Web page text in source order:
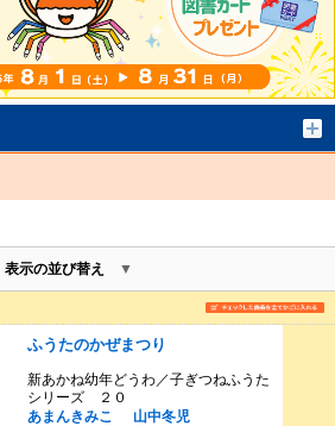
表示の並び替え
ふうたのかぜまつり
新あかね幼年どうわ／子ぎつねふうた
シリーズ ２０
あまんきみこ
山中冬児